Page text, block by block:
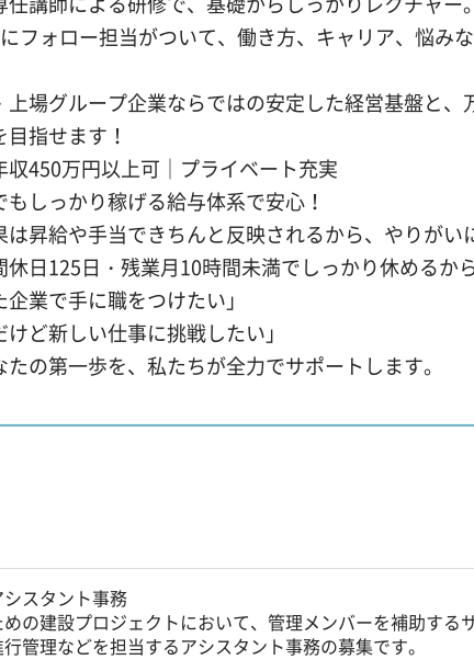
フォロー担当がついて、働き方、キャリア、悩み
上場グループ企業ならではの安定した経営基盤と
指せます！
450万円以上可│プライベート充実
もしっかり稼げる給与体系で安心！
は昇給や手当できちんと反映されるから、やりがい
休日125日・残業月10時間未満でしっかり休めるか
企業で手に職をつけたい」
けど新しい仕事に挑戦したい」
たの第一歩を、私たちが全力でサポートします。
スタント事務
の建設プロジェクトにおいて、管理メンバーを補助する
管理などを担当するアシスタント事務の募集です。